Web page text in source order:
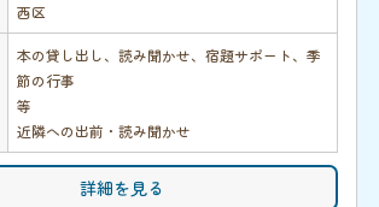
西区
本の貸し出し、読み聞かせ、宿題サポート、季
節の行事
等
近隣への出前・読み聞かせ
詳細を見る